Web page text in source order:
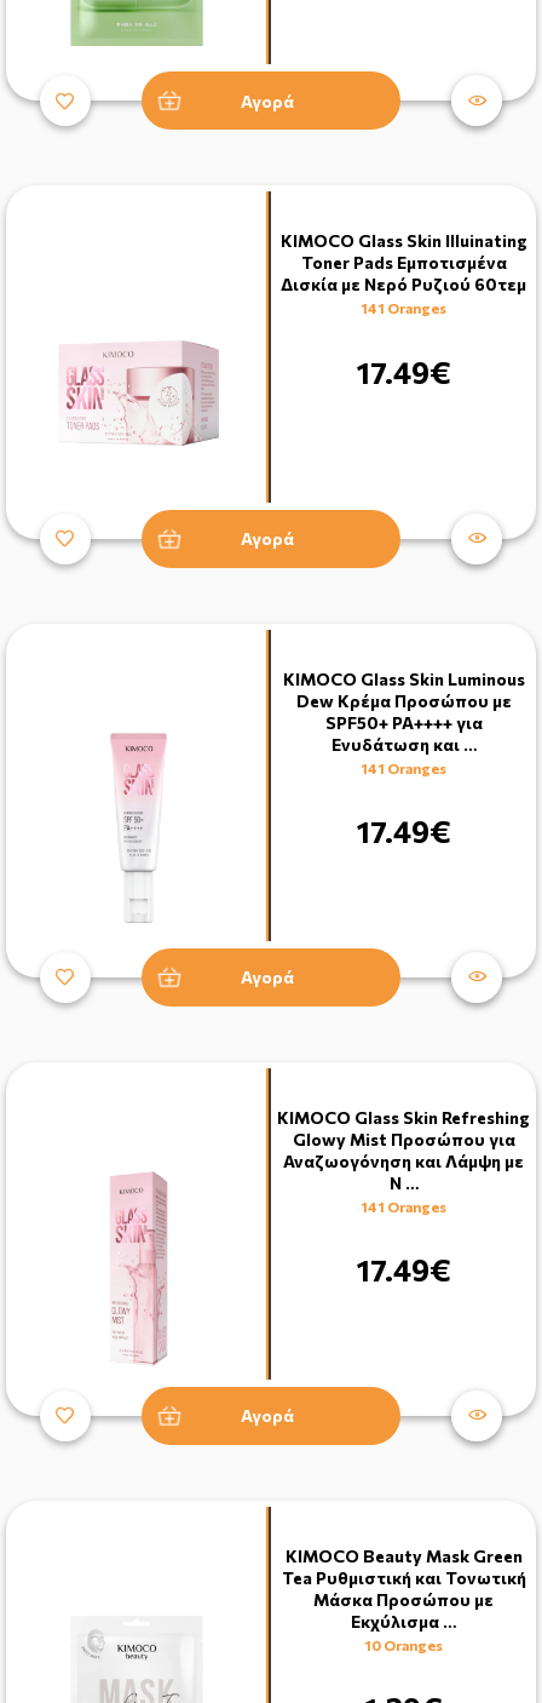
Αγορά
KIMOCO Glass Skin Illuinating
Toner Pads Εμποτισμένα
Δισκία με Νερό Ρυζιού 60τεμ
141 Oranges
17.49€
Αγορά
KIMOCO Glass Skin Luminous
Dew Κρέμα Προσώπου με
SPF50+ PA++++ για
Ενυδάτωση και …
141 Oranges
17.49€
Αγορά
KIMOCO Glass Skin Refreshing
Glowy Mist Προσώπου για
Αναζωογόνηση και Λάμψη με
Ν …
141 Oranges
17.49€
Αγορά
KIMOCO Beauty Mask Green
Tea Ρυθμιστική και Τονωτική
Μάσκα Προσώπου με
Εκχύλισμα …
10 Oranges